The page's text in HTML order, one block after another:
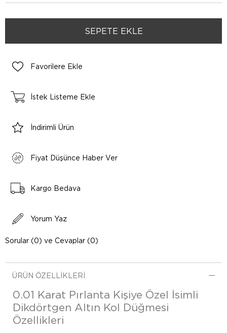
Favorilere Ekle
İstek Listeme Ekle
İndirimli Ürün
Fiyat Düşünce Haber Ver
Kargo Bedava
Yorum Yaz
Sorular (0) ve Cevaplar (0)
ÜRÜN ÖZELLIKLERI
0.01 Karat Pırlanta Kişiye Özel İsimli
Dikdörtgen Altın Kol Düğmesi
Özellikleri